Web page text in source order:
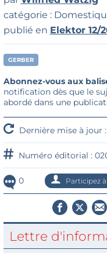
catégorie :
publié en Elektor 12/
GERBER
Abonnez-vous aux
notification dès que le
abordé dans une
Dernière mise à jour :
Numéro éditorial :
0 Participez
Lettre